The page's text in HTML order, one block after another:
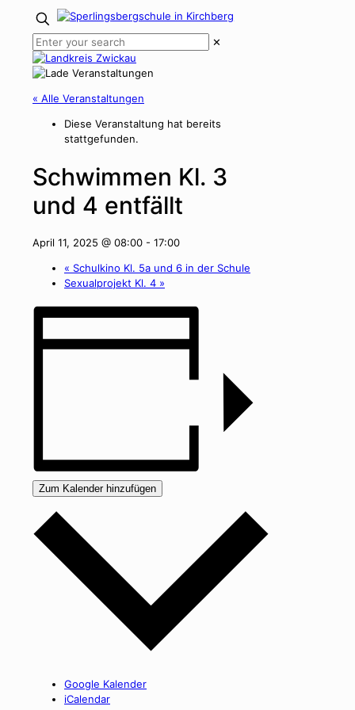
✕
« Alle Veranstaltungen
Diese Veranstaltung hat bereits
stattgefunden.
Schwimmen Kl. 3
und 4 entfällt
April 11, 2025 @ 08:00 - 17:00
« Schulkino Kl. 5a und 6 in der Schule
Sexualprojekt Kl. 4 »
Zum Kalender hinzufügen
Google Kalender
iCalendar